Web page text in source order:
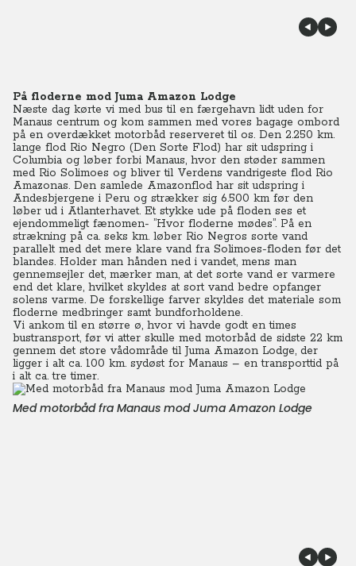
På floderne mod Juma Amazon Lodge
Næste dag kørte vi med bus til en færgehavn lidt uden for
Manaus centrum og kom sammen med vores bagage ombord
på en overdækket motorbåd reserveret til os. Den 2.250 km.
lange flod Rio Negro (Den Sorte Flod) har sit udspring i
Columbia og løber forbi Manaus, hvor den støder sammen
med Rio Solimoes og bliver til Verdens vandrigeste flod Rio
Amazonas. Den samlede Amazonflod har sit udspring i
Andesbjergene i Peru og strækker sig 6.500 km før den
løber ud i Atlanterhavet. Et stykke ude på floden ses et
ejendommeligt fænomen- ”Hvor floderne mødes”. På en
strækning på ca. seks km. løber Rio Negros sorte vand
parallelt med det mere klare vand fra Solimoes-floden før det
blandes. Holder man hånden ned i vandet, mens man
gennemsejler det, mærker man, at det sorte vand er varmere
end det klare, hvilket skyldes at sort vand bedre opfanger
solens varme. De forskellige farver skyldes det materiale som
floderne medbringer samt bundforholdene.
Vi ankom til en større ø, hvor vi havde godt en times
bustransport, før vi atter skulle med motorbåd de sidste 22 km
gennem det store vådområde til Juma Amazon Lodge, der
ligger i alt ca. 100 km. sydøst for Manaus – en transporttid på
i alt ca. tre timer.
Med motorbåd fra Manaus mod Juma Amazon Lodge